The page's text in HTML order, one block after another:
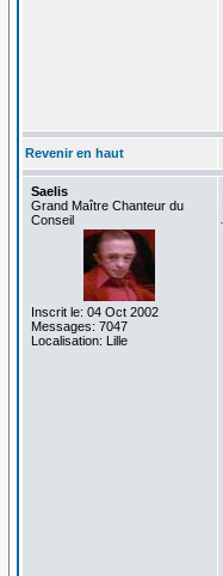
Revenir en haut
Saelis
Grand Maître Chanteur du
Conseil
Inscrit le: 04 Oct 2002
Messages: 7047
Localisation: Lille